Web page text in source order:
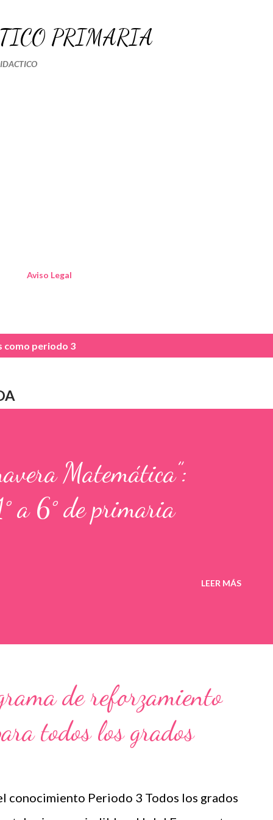
PRIMARIA
Aviso Legal
como periodo 3
Matemática”:
a 6° de primaria
LEER MÁS
de reforzamiento
todos los grados
conocimiento Periodo 3 Todos los grados